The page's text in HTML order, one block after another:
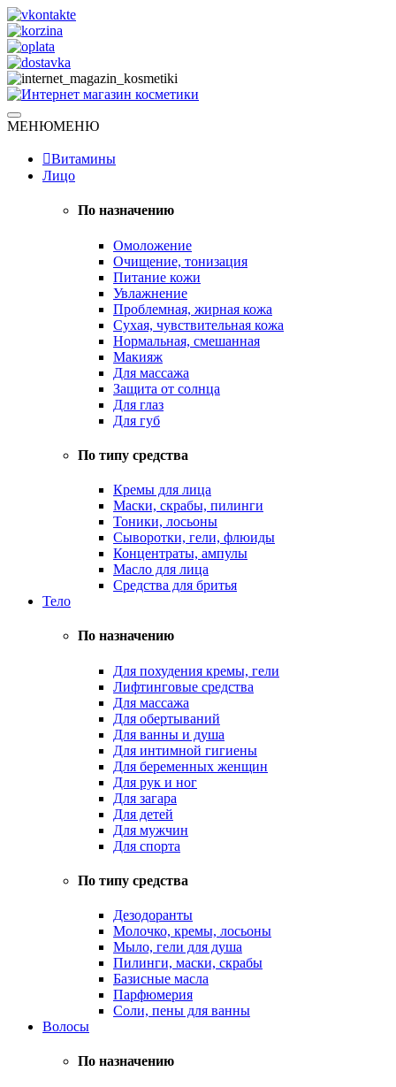
Skip
to
content
Интернет магазин косметики
Натуральная косметика
МЕНЮМЕНЮ
Витамины
Лицо
По назначению
Омоложение
Очищение, тонизация
Питание кожи
Увлажнение
Проблемная, жирная кожа
Сухая, чувствительная кожа
Нормальная, смешанная
Макияж
Для массажа
Защита от солнца
Для глаз
Для губ
По типу средства
Кремы для лица
Маски, скрабы, пилинги
Тоники, лосьоны
Сыворотки, гели, флюиды
Концентраты, ампулы
Масло для лица
Средства для бритья
Тело
По назначению
Для похудения кремы, гели
Лифтинговые средства
Для массажа
Для обертываний
Для ванны и душа
Для интимной гигиены
Для беременных женщин
Для рук и ног
Для загара
Для детей
Для мужчин
Для спорта
По типу средства
Дезодоранты
Молочко, кремы, лосьоны
Мыло, гели для душа
Пилинги, маски, скрабы
Базисные масла
Парфюмерия
Соли, пены для ванны
Волосы
По назначению